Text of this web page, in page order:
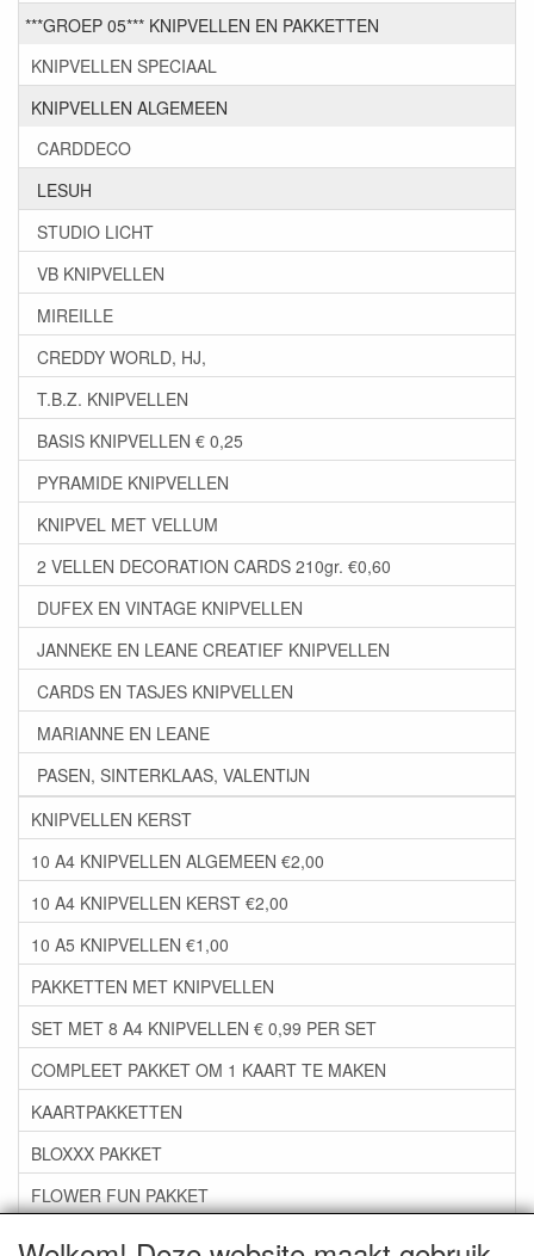
***GROEP 05*** KNIPVELLEN EN PAKKETTEN
KNIPVELLEN SPECIAAL
KNIPVELLEN ALGEMEEN
CARDDECO
LESUH
STUDIO LICHT
VB KNIPVELLEN
MIREILLE
CREDDY WORLD, HJ,
T.B.Z. KNIPVELLEN
BASIS KNIPVELLEN € 0,25
PYRAMIDE KNIPVELLEN
KNIPVEL MET VELLUM
2 VELLEN DECORATION CARDS 210gr. €0,60
DUFEX EN VINTAGE KNIPVELLEN
JANNEKE EN LEANE CREATIEF KNIPVELLEN
CARDS EN TASJES KNIPVELLEN
MARIANNE EN LEANE
PASEN, SINTERKLAAS, VALENTIJN
KNIPVELLEN KERST
10 A4 KNIPVELLEN ALGEMEEN €2,00
10 A4 KNIPVELLEN KERST €2,00
10 A5 KNIPVELLEN €1,00
PAKKETTEN MET KNIPVELLEN
SET MET 8 A4 KNIPVELLEN € 0,99 PER SET
COMPLEET PAKKET OM 1 KAART TE MAKEN
KAARTPAKKETTEN
BLOXXX PAKKET
FLOWER FUN PAKKET
***GROEP 06*** TAPE/LIJM SNIJMALLEN STEMPELS